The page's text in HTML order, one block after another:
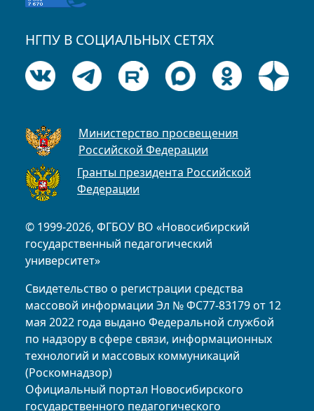
© 1999-2026, ФГБОУ ВО «Новосибирский
государственный педагогический
университет»
Свидетельство о регистрации средства
массовой информации Эл № ФС77-83179 от 12
мая 2022 года выдано Федеральной службой
по надзору в сфере связи, информационных
технологий и массовых коммуникаций
(Роскомнадзор)
Официальный портал Новосибирского
государственного педагогического
НГПУ В СОЦИАЛЬНЫХ СЕТЯХ
Министерство просвещения
Российской Федерации
Гранты президента Российской
Федерации